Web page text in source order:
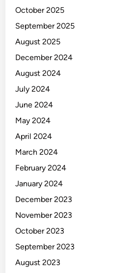
October 2025
September 2025
August 2025
December 2024
August 2024
July 2024
June 2024
May 2024
April 2024
March 2024
February 2024
January 2024
December 2023
November 2023
October 2023
September 2023
August 2023